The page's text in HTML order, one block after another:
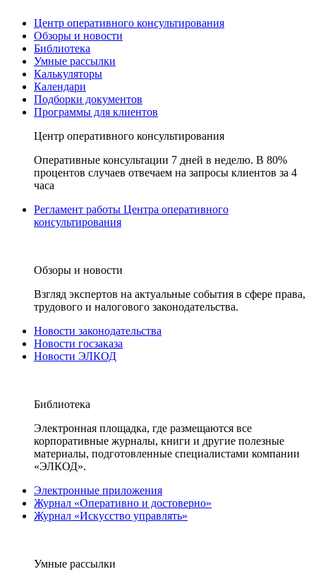
Центр оперативного консультирования
Обзоры и новости
Библиотека
Умные рассылки
Калькуляторы
Календари
Подборки документов
Программы для клиентов
Центр оперативного консультирования
Оперативные консультации 7 дней в неделю. В 80%
процентов случаев отвечаем на запросы клиентов за 4
часа
Регламент работы Центра оперативного
консультирования
Обзоры и новости
Взгляд экспертов на актуальные события в сфере права,
трудового и налогового законодательства.
Новости законодательства
Новости госзаказа
Новости ЭЛКОД
Библиотека
Электронная площадка, где размещаются все
корпоративные журналы, книги и другие полезные
материалы, подготовленные специалистами компании
«ЭЛКОД».
Электронные приложения
Журнал «Оперативно и достоверно»
Журнал «Искусство управлять»
Умные рассылки